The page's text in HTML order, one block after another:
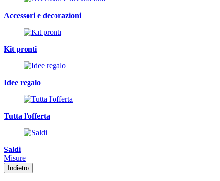
Accessori e decorazioni
Kit pronti
Idee regalo
Tutta l'offerta
Saldi
Misure
Indietro